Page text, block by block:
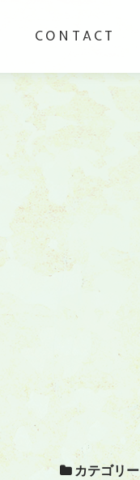
CONTACT
カテゴリー